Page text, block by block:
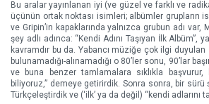
Bu aralar yayınlanan iyi (ve güzel ve farklı ve
üçünün ortak noktası isimleri; albümler grupların
ve Gripin’in kapaklarında yalnızca grubun adı var,
şey adlı adınca: “Kendi Adını Taşıyan İlk Albüm”,
kavramdır bu da. Yabancı müziğe çok ilgi
bulunamadığı-alınamadığı o 80’ler sonu, 90’lar
ve buna benzer tamlamalara sıklıkla başvurur,
biliyoruz,” demeye getirirdik. Sonra sonra, bir
Türkçeleştirdik ve (‘ilk’ ya da değil) “kendi adlarını